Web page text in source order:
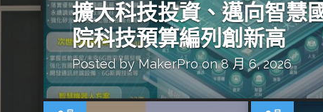
邊緣智慧平
「公升級」Agentic AI方案比較：
Apple、NVIDIA、AMD
擴大科技投資、邁向智
院科技預算編列創新高
Posted byMakerProon 8 月 6, 2026